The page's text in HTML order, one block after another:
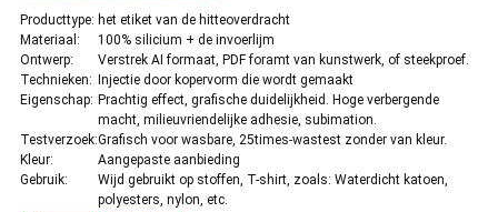
Producttype: het etiket van de hitteoverdracht
Materiaal:
100% silicium + de invoerlijm
Ontwerp:
Verstrek AI formaat, PDF foramt van kunstwerk, of steekproef.
Technieken:
Injectie door kopervorm die wordt gemaakt
Eigenschap: Prachtig effect, grafische duidelijkheid. Hoge verbergende
macht, milieuvriendelijke adhesie, subimation.
Testverzoek:Grafisch voor wasbare, 25times-wastest zonder van kleur.
Kleur:
Aangepaste aanbieding
Gebruik:
Wijd gebruikt op stoffen, T-shirt, zoals: Waterdicht katoen,
polyesters, nylon, etc.